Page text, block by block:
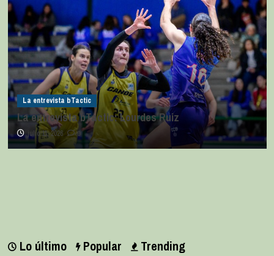
La entrevista bTactic
La entrevista bTactic: Lourdes Ruiz
julio 11, 2026 0
Lo último Popular Trending